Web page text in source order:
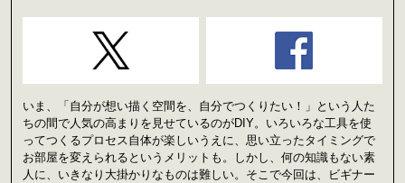
いま、「自分が想い描く空間を、自分でつくりたい！」という人た
ちの間で人気の高まりを見せているのがDIY。いろいろな工具を使
ってつくるプロセス自体が楽しいうえに、思い立ったタイミングで
お部屋を変えられるというメリットも。しかし、何の知識もない素
人に、いきなり大掛かりなものは難しい。そこで今回は、ビギナー